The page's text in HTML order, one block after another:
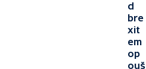
d
bre
xit
em
op
ouš